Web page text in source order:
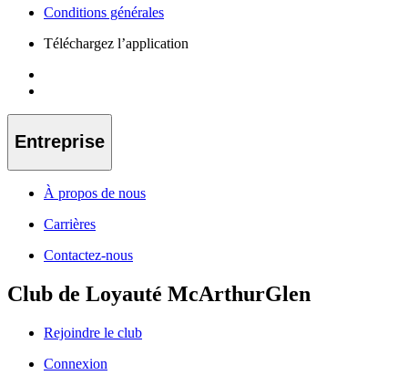
Conditions générales
Téléchargez l’application
Entreprise
À propos de nous
Carrières
Contactez-nous
Club de Loyauté McArthurGlen
Rejoindre le club
Connexion